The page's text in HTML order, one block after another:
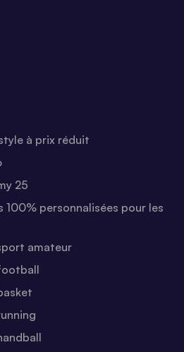
à prix réduit
25
100% personnalisées pour les
amateur